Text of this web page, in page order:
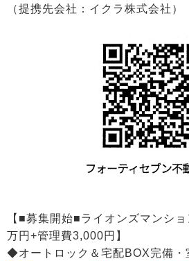
（提携先会社：イクラ株式会社）
【■募集開始■ライオンズマンシ
万円+管理費3,000円】
◆オートロック＆宅配BOX完備